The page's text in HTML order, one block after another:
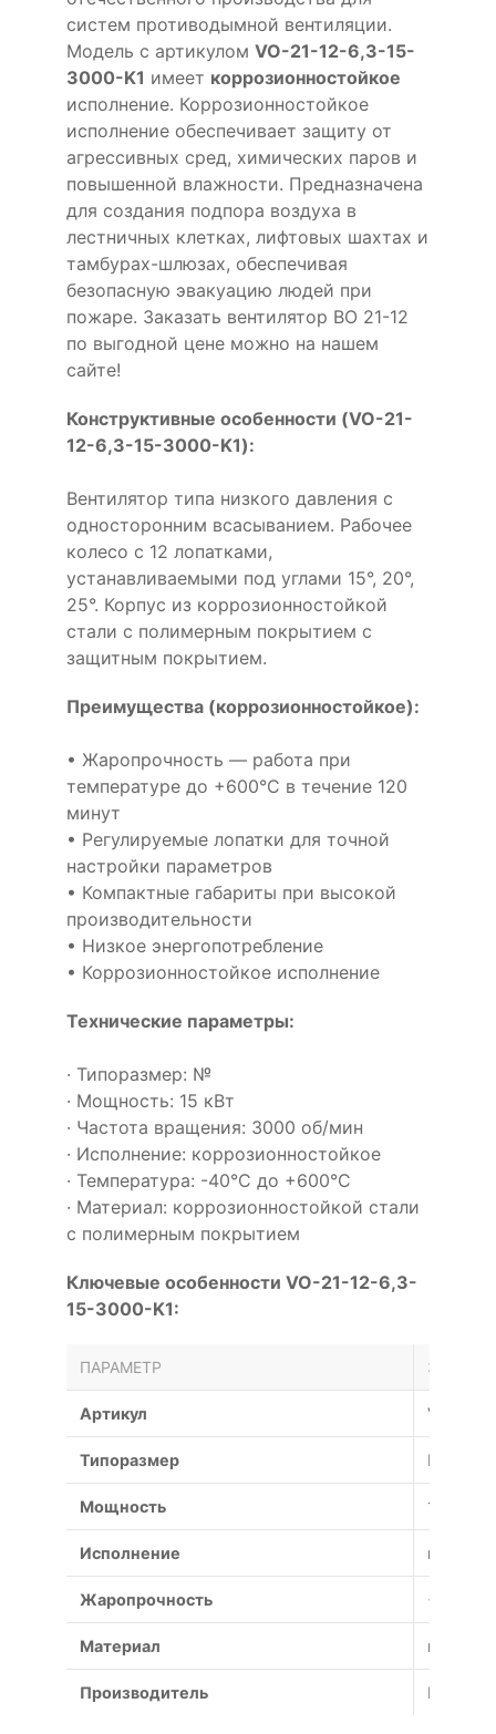
систем противодымной вентиляции.
Модель с артикулом VO-21-12-6,3-15-
3000-K1 имеет коррозионностойкое
исполнение. Коррозионностойкое
исполнение обеспечивает защиту от
агрессивных сред, химических паров и
повышенной влажности. Предназначена
для создания подпора воздуха в
лестничных клетках, лифтовых шахтах и
тамбурах-шлюзах, обеспечивая
безопасную эвакуацию людей при
пожаре. Заказать вентилятор ВО 21-12
по выгодной цене можно на нашем
сайте!
Конструктивные особенности (VO-21-
12-6,3-15-3000-K1):
Вентилятор типа низкого давления с
односторонним всасыванием. Рабочее
колесо с 12 лопатками,
устанавливаемыми под углами 15°, 20°,
25°. Корпус из коррозионностойкой
стали с полимерным покрытием с
защитным покрытием.
Преимущества (коррозионностойкое):
• Жаропрочность — работа при
температуре до +600°С в течение 120
минут
• Регулируемые лопатки для точной
настройки параметров
• Компактные габариты при высокой
производительности
• Низкое энергопотребление
• Коррозионностойкое исполнение
Технические параметры:
· Типоразмер: №
· Мощность: 15 кВт
· Частота вращения: 3000 об/мин
· Исполнение: коррозионностойкое
· Температура: -40°С до +600°С
· Материал: коррозионностойкой стали
с полимерным покрытием
Ключевые особенности VO-21-12-6,3-
15-3000-K1:
ПАРАМЕТР
Артикул VO-21-
Типоразмер №
Мощность 15 кВт
Исполнение
Жаропрочность +600°С
Материал
Производитель Россия